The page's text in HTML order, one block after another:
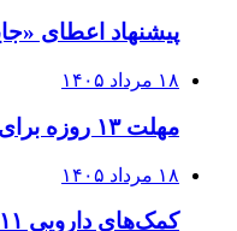
پیشنهاد اعطای
۱۸ مرداد ۱۴۰۵
مهلت ۱۳ روزه برای ثبت اطلاعات کالاهای پزشکی
۱۸ مرداد ۱۴۰۵
کمک‌های دارویی ۱۱ کشور به ایران در دوران جنگ